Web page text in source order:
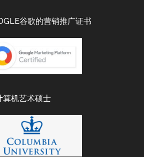
谷歌的营销推广证书
算机艺术硕士